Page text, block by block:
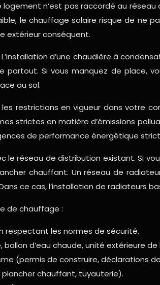
n’est pas raccordé au
le chauffage solaire risque de ne
extérieur conséquent.
d’une chaudière à
partout. Si vous manquez de place,
au sol.
restrictions en vigueur dans votre
strictes en matière d’émissions
de performance énergétique
réseau de distribution existant. Si
chauffant. Un réseau de
ce cas, l’installation de radiateurs
de chauffage :
respectant les normes de sécurité.
d’eau chaude, unité extérieure
(permis de construire, déclarations
chauffant, tuyauterie).